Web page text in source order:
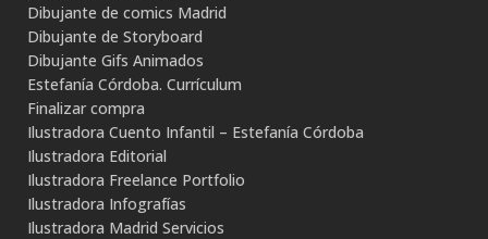
Dibujante de comics Madrid
Dibujante de Storyboard
Dibujante Gifs Animados
Estefanía Córdoba. Currículum
Finalizar compra
Ilustradora Cuento Infantil – Estefanía Córdoba
Ilustradora Editorial
Ilustradora Freelance Portfolio
Ilustradora Infografías
Ilustradora Madrid Servicios